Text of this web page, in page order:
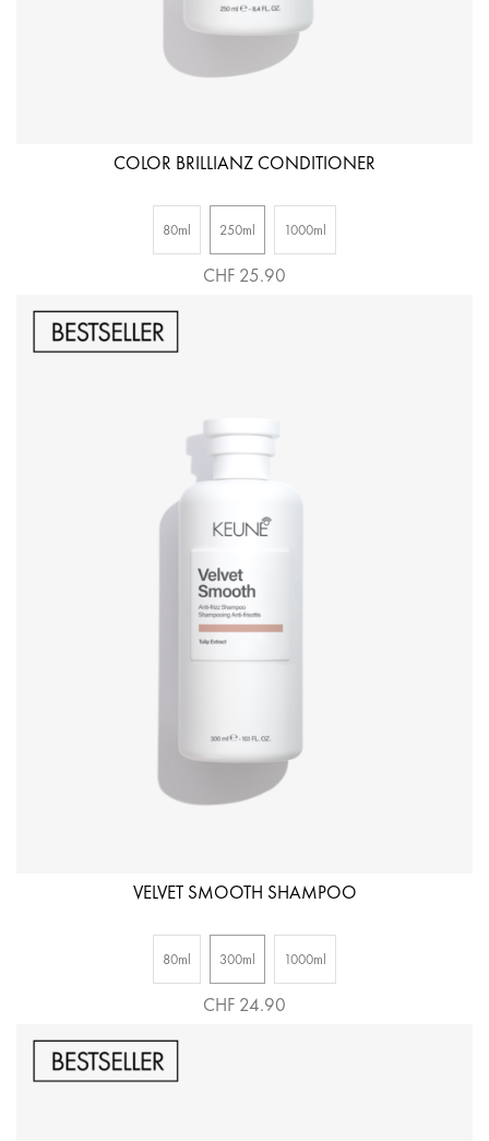
COLOR BRILLIANZ CONDITIONER
80ml 250ml 1000ml
CHF 25.90
VELVET SMOOTH SHAMPOO
80ml 300ml 1000ml
CHF 24.90